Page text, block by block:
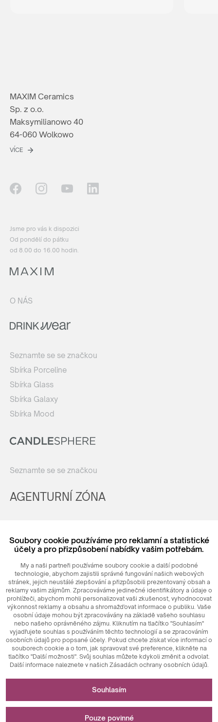
MAXIM Ceramics
Sp. z o.o.
Maksymilianowo 40
64-060 Wolkowo
VÍCE
Jsme pro vás k dispozici
Od pondělí do pátku
od 8.00 do 16.00 hodin.
O NÁS
Seznamte se se značkou
Sbírka Porceline
Sbírka Glass
Sbírka Galaxy
Sbírka Mood
Seznamte se se značkou
AGENTURNÍ ZÓNA
Login
© 2026MAXIM Ceramics Sp. z o. o.
Soubory cookie používáme pro reklamní a statistické
účely a pro přizpůsobení nabídky vašim potřebám.
My a naši partneři používáme soubory cookie a další podobné
technologie, abychom zajistili správné fungování našich webových
stránek, jejich neustálé zlepšování a přizpůsobili prezentovaný obsah a
reklamy vašim zájmům. Zpracováváme jedinečné identifikátory a údaje o
prohlížeči, abychom mohli personalizovat vaši zkušenost, vyhodnocovat
výkonnost reklamy a obsahu a shromažďovat informace o publiku. Vaše
osobní údaje mohou být zpracovávány na základě vašeho souhlasu
nebo našeho oprávněného zájmu. Kliknutím na tlačítko "Souhlasím"
vyjadřujete souhlas s používáním těchto technologií a se zpracováním
osobních údajů pro popsané účely. Pokud chcete získat více informací o
souborech cookie a o tom, jak spravovat své preference, klikněte na
tlačítko "Další možnosti". Svůj souhlas můžete kdykoli změnit a odvolat.
Další informace naleznete v našich Zásadách ochrany osobních údajů.
Nezbytné pro fungování webových stránek
Technicky nezbytné soubory cookie jsou klíčovými prvky,
které zajišťují správné fungování webových stránek. Patří
Souhlasím
Pouze povinné